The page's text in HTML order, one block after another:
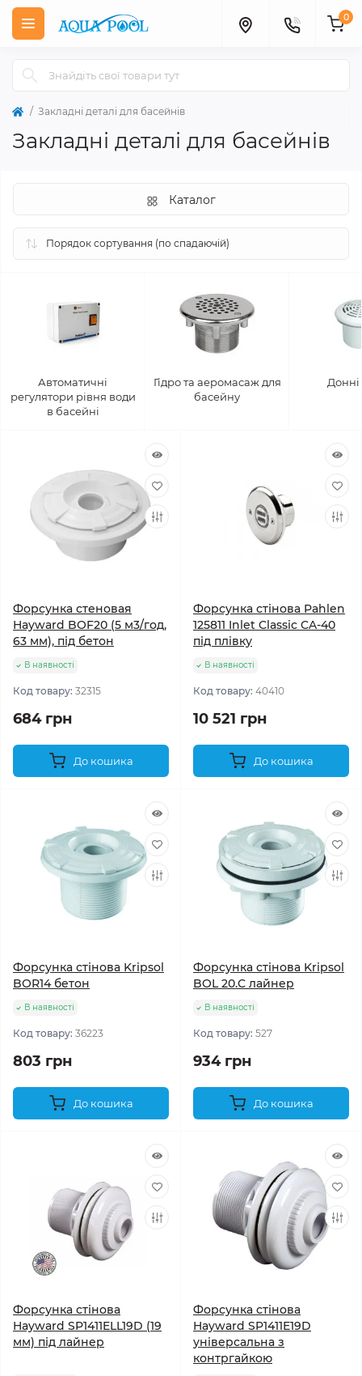
0
Закладні деталі для басейнів
Закладні деталі для басейнів
Каталог
Автоматичні
регулятори рівня води
в басейні
Гідро та аеромасаж для
басейну
Форсунка стеновая
Hayward BOF20 (5 м3/год,
63 мм), під бетон
В наявності
Код товару: 32315
684 грн
До кошика
Форсунка стінова Pahlen
125811 Inlet Classic CA-40
під плівку
В наявності
Код товару: 40410
10 521 грн
До кошика
Форсунка стінова Kripsol
BOR14 бетон
В наявності
Код товару: 36223
803 грн
До кошика
Форсунка стінова Kripsol
BOL 20.C лайнер
В наявності
Код товару: 527
934 грн
До кошика
Форсунка стінова
Hayward SP1411ELL19D (19
мм) під лайнер
Форсунка стінова
Hayward SP1411E19D
універсальна з
контргайкою